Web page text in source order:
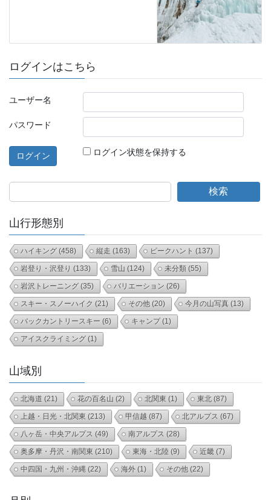
ログインはこちら
ユーザー名
パスワード
ログイン状態を保持する
検索
山行形態別
ハイキング (458) 縦走 (163) ピークハント (137)
岩登り・沢登り (133) 雪山 (124) 未分類 (55)
岩沢トレーニング (35) バリエーション (26)
スキー・スノーハイク (21) その他 (20) 今月の山写真 (13)
バックカントリースキー (6) キャンプ(1)
アイスクライミング (1)
山域別
北海道 (21) 花の百名山 (2) 北関東 (1) 東北 (87)
上越・日光・北関東 (213) 甲信越 (87) 北アルプス (67)
八ヶ岳・中央アルプス (49) 南アルプス (28)
奥多摩・丹沢・南関東 (210) 東海・北陸 (9) 近畿 (7)
中四国・九州・沖縄 (22) 海外 (1) その他 (22)